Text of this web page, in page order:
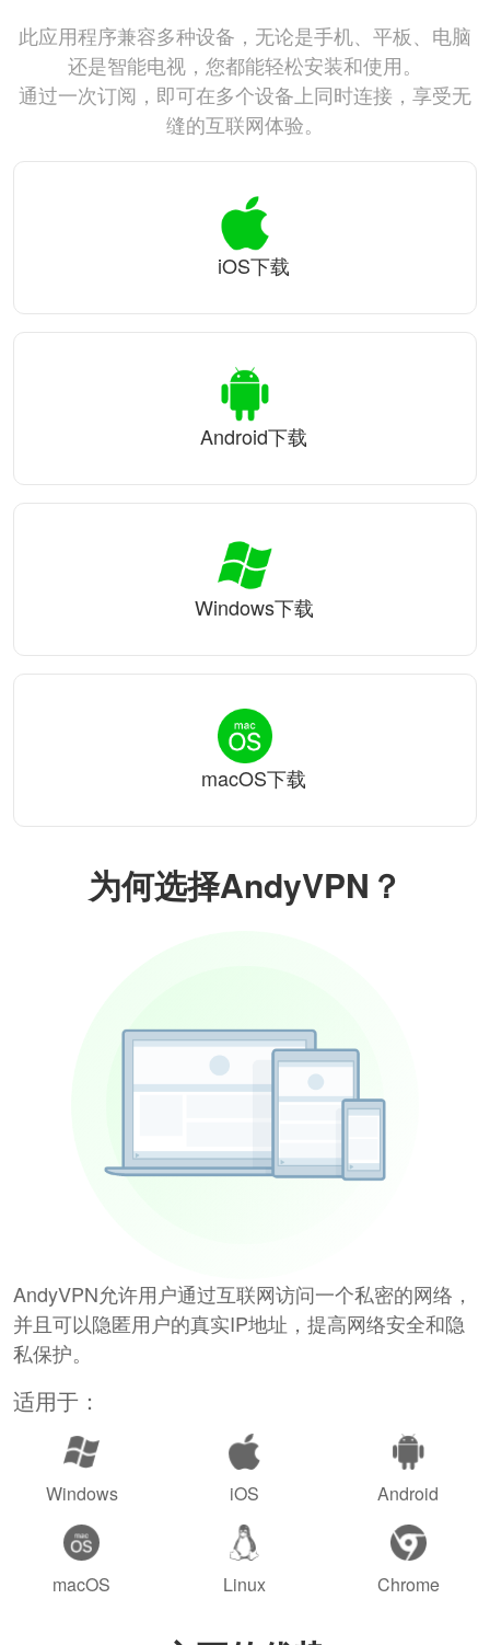
为何选择AndyVPN？
AndyVPN允许用户通过互联网访问一个私密的网络，
并且可以隐匿用户的真实IP地址，提高网络安全和隐
私保护。
适用于：
Windows iOS Android
macOS Linux Chrome
此应用程序兼容多种设备，无论是手机、平板、电脑
还是智能电视，您都能轻松安装和使用。
通过一次订阅，即可在多个设备上同时连接，享受无
缝的互联网体验。
iOS下载
Android下载
Windows下载
macOS下载